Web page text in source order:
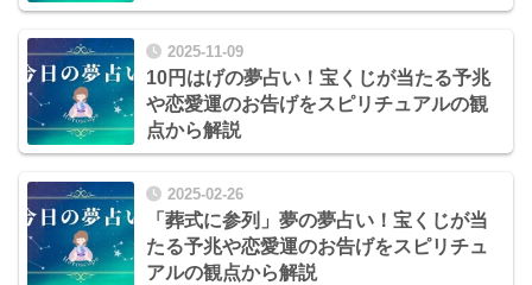
2025-11-09
10円はげの夢占い！宝くじが当たる予兆
や恋愛運のお告げをスピリチュアルの観
点から解説
2025-02-26
「葬式に参列」夢の夢占い！宝くじが当
たる予兆や恋愛運のお告げをスピリチュ
アルの観点から解説